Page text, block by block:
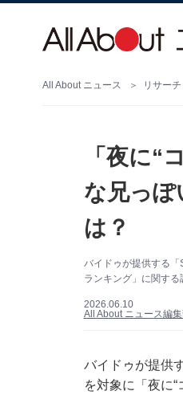
All About ニュース リサーチ
「夜に“
な兄っぽ
は？
バイドゥが提供する
ランキング」に関す
2026.06.10
All About ニュース編
バイドゥが提供
を対象に「夜に